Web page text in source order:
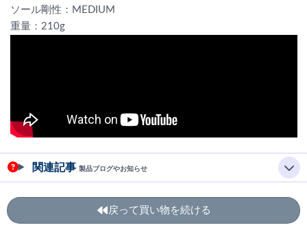
ソール剛性：MEDIUM
重量：210g
関連記事 製品ブログやお知らせ
戻って買い物を続ける